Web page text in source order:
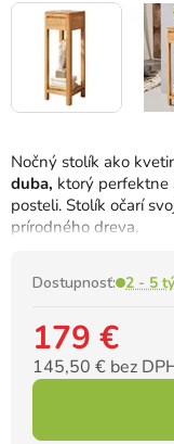
Nočný stolík ako
duba, ktorý perfektne
posteli. Stolík očarí
prírodného dreva.
Dostupnosť: 2 - 5
179 €
145,50 € bez